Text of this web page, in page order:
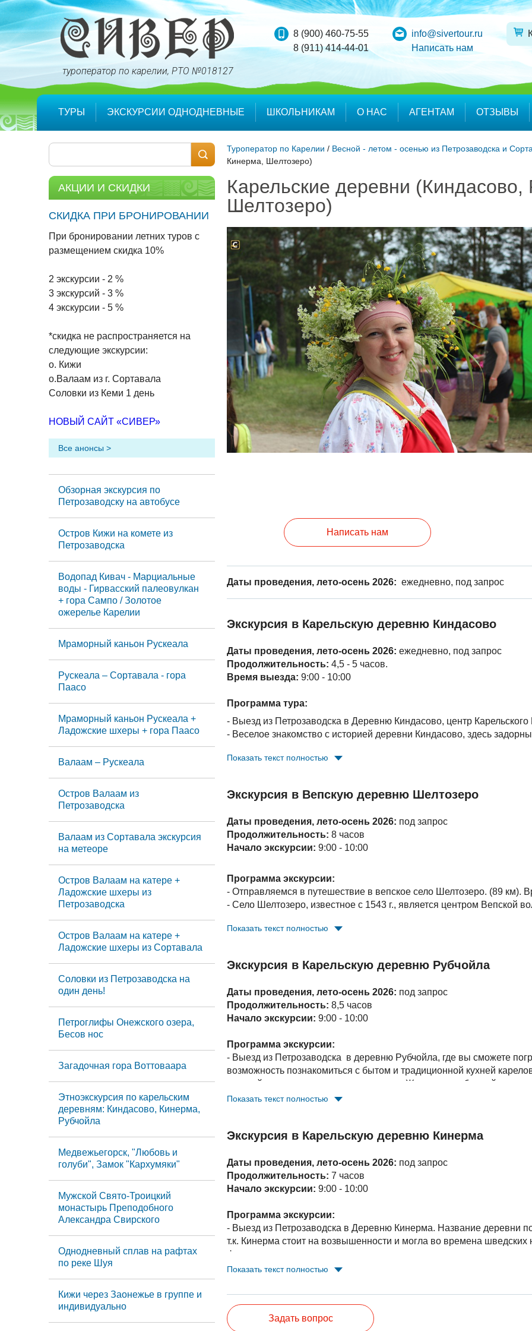
8 (900) 460-75-55
8 (911) 414-44-01
info@sivertour.ru
Написать нам
туроператор по карелии
ТУРЫ ЭКСКУРСИИ ОДНОДНЕВНЫЕ ШКОЛЬНИКАМ О НАС АГЕНТАМ ОТЗЫВЫ
АКЦИИ И СКИДКИ
СКИДКА ПРИ БРОНИРОВАНИИ
При бронировании летних туров с
размещением скидка 10%
2 экскурсии - 2 %
3 экскурсий - 3 %
4 экскурсии - 5 %
*скидка не распространяется на
следующие экскурсии:
о. Кижи
о.Валаам из г. Сортавала
Соловки из Кеми 1 день
НОВЫЙ САЙТ «СИВЕР»
Все анонсы >
Обзорная экскурсия по
Петрозаводску на автобусе
Остров Кижи на комете из
Петрозаводска
Водопад Кивач - Марциальные
воды - Гирвасский палеовулкан
+ гора Сампо / Золотое
ожерелье Карелии
Мраморный каньон Рускеала
Рускеала – Сортавала - гора
Паасо
Мраморный каньон Рускеала +
Ладожские шхеры + гора Паасо
Валаам – Рускеала
Остров Валаам из
Петрозаводска
Валаам из Сортавала экскурсия
на метеоре
Остров Валаам на катере +
Ладожские шхеры из
Петрозаводска
Остров Валаам на катере +
Ладожские шхеры из Сортавала
Соловки из Петрозаводска на
один день!
Петроглифы Онежского озера,
Бесов нос
Загадочная гора Воттоваара
Этноэкскурсия по карельским
деревням: Киндасово, Кинерма,
Рубчойла
Медвежьегорск, "Любовь и
голуби", Замок "Кархумяки"
Мужской Свято-Троицкий
монастырь Преподобного
Александра Свирского
Однодневный сплав на рафтах
по реке Шуя
Кижи через Заонежье в группе и
индивидуально
Туроператор по Карелии / Весной - летом - осенью из Петрозаводска и
Кинерма, Шелтозеро)
Карельские деревни
Шелтозеро)
Написать нам
Даты проведения, лето-осень 2026: ежедневно, под запрос
Экскурсия в Карельскую деревню Киндасово
Даты проведения, лето-осень 2026: ежедневно, под запрос
Продолжительность: 4,5 - 5 часов.
Время выезда: 9:00 - 10:00
Программа тура:
- Выезд из Петрозаводска в Деревню Киндасово, центр
- Веселое знакомство с историей деревни Киндасово, здесь
деревни: часовню Введения в храм Пресвятой Богородицы,
- Весёлые карельские танцы и игры под гармонь и чаепитие с
Индивидуальная экскурсия (руб./чел.):
При группе 1 чел.:18 000;
При группе 6 - 7 чел.:5 400.
В стоимость тура входит:транспортное обслуживание, работа
Показать текст полностью
Экскурсия в Вепскую деревню Шелтозеро
Даты проведения, лето-осень 2026: под запрос
Продолжительность: 8 часов
Начало экскурсии: 9:00 - 10:00
Программа экскурсии:
- Отправляемся в путешествие в вепское село Шелтозеро. (89 км).
- Село Шелтозеро, известное с 1543 г., является центром Вепской
местами обитания Вепской народности, узнать поближе
- Возвращение в Петрозаводск
Индивидуальная экскурсия (руб./чел.):
При группе 1 чел.:27 700;
При группе 2 - 3 чел.:13 800;
При группе 6 - 7 чел.:7 000.
В стоимость входит:транспортное обслуживание,
За доп. плату:Обед - от 850 руб./чел.
Показать текст полностью
Экскурсия в Карельскую деревню Рубчойла
Даты проведения, лето-осень 2026: под запрос
Продолжительность: 8,5 часов
Начало экскурсии: 9:00 - 10:00
Программа экскурсии:
- Выезд из Петрозаводска в деревню Рубчойла, где вы сможете
возможность познакомиться с бытом и традиционной кухней
постройки, услышать карельские песни. Жители самобытной
поколения в поколение традиции коренных жителей - карелов-
При группе 1 чел.: 29 500;
При группе 2 - 3 чел.:15 300;
При группе 4 - 5 чел.:11 300;
В стоимость входит:транспортное обслуживание,
программа в деревне, обед в Карельских традициях .
Показать текст полностью
Экскурсия в Карельскую деревню Кинерма
Даты проведения, лето-осень 2026: под запрос
Продолжительность: 7 часов
Начало экскурсии: 9:00 - 10:00
Программа экскурсии:
- Выезд из Петрозаводска в Деревню Кинерма. Название деревни
т.к. Кинерма стоит на возвышенности и могла во времена
функцию;
- Экскурсия по деревне;
- Свободное время, обратный выезд в Петрозаводск.
Индивидуальная экскурсия (руб./чел.):
Показать текст полностью
Задать вопрос